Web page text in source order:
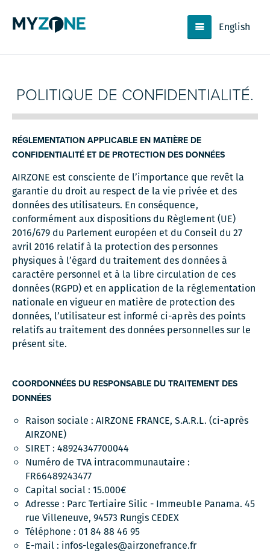
English
POLITIQUE DE CONFIDENTIALITÉ.
RÉGLEMENTATION APPLICABLE EN MATIÈRE DE
CONFIDENTIALITÉ ET DE PROTECTION DES DONNÉES
AIRZONE est consciente de l’importance que revêt la
garantie du droit au respect de la vie privée et des
données des utilisateurs. En conséquence,
conformément aux dispositions du Règlement (UE)
2016/679 du Parlement européen et du Conseil du 27
avril 2016 relatif à la protection des personnes
physiques à l’égard du traitement des données à
caractère personnel et à la libre circulation de ces
données (RGPD) et en application de la réglementation
nationale en vigueur en matière de protection des
données, l’utilisateur est informé ci-après des points
relatifs au traitement des données personnelles sur le
présent site.
COORDONNÉES DU RESPONSABLE DU TRAITEMENT DES
DONNÉES
Raison sociale : AIRZONE FRANCE, S.A.R.L. (ci-après
AIRZONE)
SIRET : 48924347700044
Numéro de TVA intracommunautaire :
FR66489243477
Capital social : 15.000€
Adresse : Parc Tertiaire Silic - Immeuble Panama. 45
rue Villeneuve, 94573 Rungis CEDEX
Téléphone : 01 84 88 46 95
E-mail : infos-legales@airzonefrance.fr